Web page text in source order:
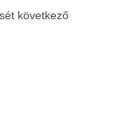
következő